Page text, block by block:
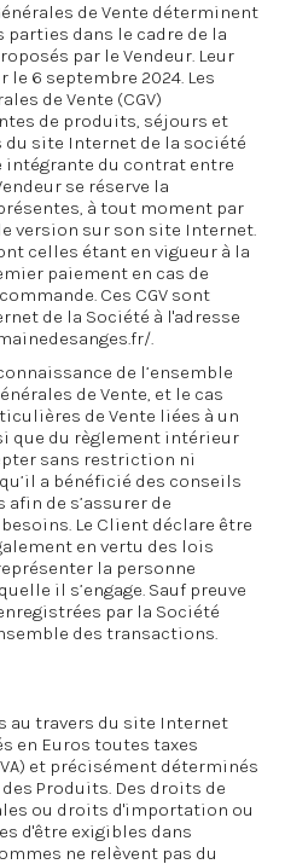
de Vente déterminent
dans le cadre de la
par le Vendeur. Leur
6 septembre 2024. Les
de Vente (CGV)
de produits, séjours et
du site Internet de la société
intégrante du contrat entre
se réserve la
à tout moment par
version sur son site Internet.
celles étant en vigueur à la
paiement en cas de
Ces CGV sont
de la Société à l'adresse
.
de l’ensemble
de Vente, et le cas
de Vente liées à un
que du règlement intérieur
sans restriction ni
a bénéficié des conseils
de s’assurer de
Le Client déclare être
en vertu des lois
la personne
il s’engage. Sauf preuve
par la Société
des transactions.
au travers du site Internet
en Euros toutes taxes
et précisément déterminés
Produits. Des droits de
ou droits d'importation ou
d'être exigibles dans
ne relèvent pas du